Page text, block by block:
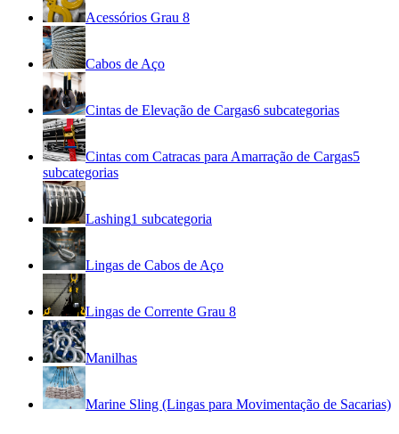
Acessórios Grau 8
Cabos de Aço
Cintas de Elevação de Cargas6 subcategorias
Cintas com Catracas para Amarração de Cargas5
subcategorias
Lashing1 subcategoria
Lingas de Cabos de Aço
Lingas de Corrente Grau 8
Manilhas
Marine Sling (Lingas para Movimentação de Sacarias)